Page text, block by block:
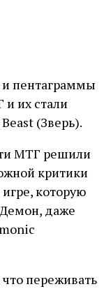
и пентаграммы
и их стали
(Зверь).
МТГ решили
критики
которую
даже
переживать